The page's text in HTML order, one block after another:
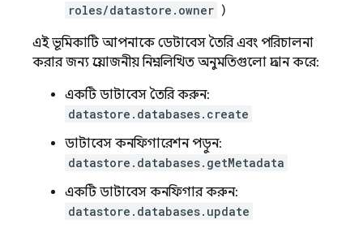
roles/datastore.owner )
এই ভূমিকাটি আপনাকে ডেটাবেস তৈরি এবং পরিচালনা
করার জন্য প্রয়োজনীয় নিম্নলিখিত অনুমতিগুলো প্রদান করে:
একটি ডাটাবেস তৈরি করুন:
datastore.databases.create
ডাটাবেস কনফিগারেশন পড়ুন:
datastore.databases.getMetadata
একটি ডাটাবেস কনফিগার করুন:
datastore.databases.update